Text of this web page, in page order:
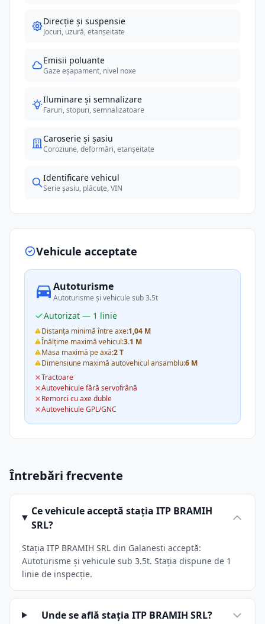
Direcție și suspensie
Jocuri, uzură, etanșeitate
Emisii poluante
Gaze eșapament, nivel noxe
Iluminare și semnalizare
Faruri, stopuri, semnalizatoare
Caroserie și șasiu
Coroziune, deformări, etanșeitate
Identificare vehicul
Serie șasiu, plăcuțe, VIN
Vehicule acceptate
Autoturisme
Autoturisme și vehicule sub 3.5t
Autorizat — 1 linie
Distanța minimă între axe:1,04 M
Înălțime maximă vehicul:3.1 M
Masa maximă pe axă:2 T
Dimensiune maximă autovehicul ansamblu:6 M
Tractoare
Autovehicule fără servofrână
Remorci cu axe duble
Autovehicule GPL/GNC
Întrebări frecvente
Ce vehicule acceptă stația ITP BRAMIH
SRL?
Stația ITP BRAMIH SRL din Galanesti acceptă:
Autoturisme și vehicule sub 3.5t. Stația dispune de 1
linie de inspecție.
Unde se află stația ITP BRAMIH SRL?